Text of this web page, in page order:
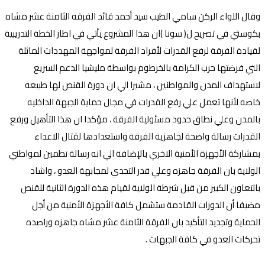
وقال اللواء الركن سامي الطيب سيد أحمد قائد الفرقه الثامنة عشر مشاه
بكوستي في تصريح ل( سونا )ان هذا المشروع يأتي في اطار الخطة التدريبية
لقيادة الفرقة لرفع القدرات لأفراد الفرقة لمواجهة المهددات الماثلة
التي فرضتها حرب الكرامة بالخرطوم بواسطة مليشيا الدعم السريع
لاستهداف المدن والمواطنين ، مشيرا الي ان دورة القنص لها طبيعه
خاصه لأنها تعمل علي رفع القدرات في مجال حماية الجبهة الداخليه
بالمدن وعلي نطاق حدود مسئولية الفرقة ، مؤكدا ان هذا التأهيل ورفع
القدرات رسالة واضحة لجاهزية الفرقة واستعدادها لقتال الاعداء
بمشاركة الأجهزة الأمنية الاخري بالإضافة الي انه رسالة تطمين لمواطني
الولاية بان الفرقة جاهزه وعلي قدر التحدي لمجابهة العدو ، واشاد
بالتعاون الكبير من قبل شرطة الولاية لقيام هذه الدورة الثانية للقنص
مضيفا أن الدورات القادمة ستشمل كافة الأجهزة الأمنية من أجل
الحماية وتجديد التأكيد بان الفرقة الثامنة عشر مشاه جاهزه وراصده
تحركات العدو في كافة الجبهات .